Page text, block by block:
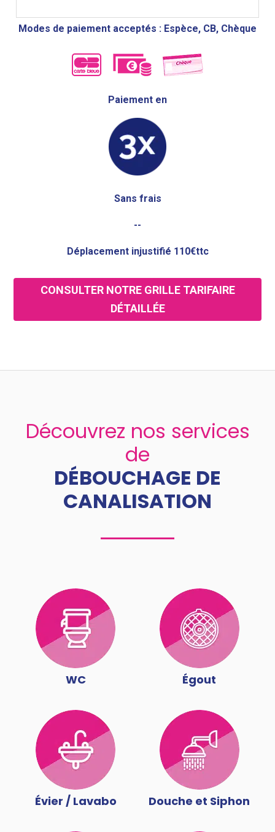
Modes de paiement acceptés : Espèce, CB, Chèque
Paiement en
Sans frais
--
Déplacement injustifié 110€ttc
CONSULTER NOTRE GRILLE TARIFAIRE
DÉTAILLÉE
Découvrez nos services
de
DÉBOUCHAGE DE
CANALISATION
WC Égout
Évier / Lavabo Douche et Siphon